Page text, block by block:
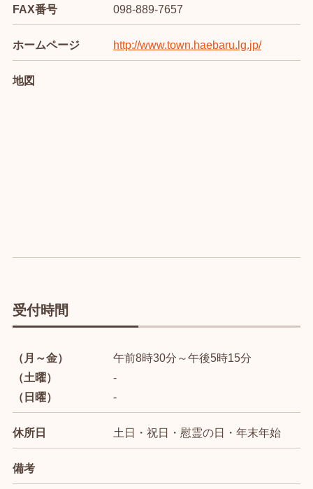
FAX番号 098-889-7657
ホームページ http://www.town.haebaru.lg.jp/
地図
受付時間
（月～金）
（土曜）
（日曜）
午前8時30分～午後5時15分
-
-
休所日 土日・祝日・慰霊の日・年末年始
備考